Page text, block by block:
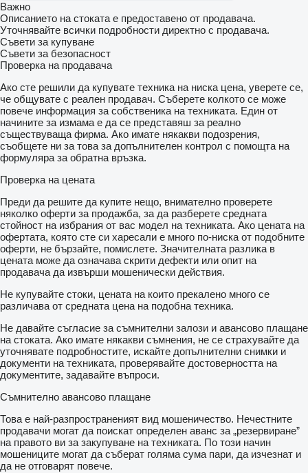
Важно
Описанието на стоката е предоставено от продавача.
Уточнявайте всички подробности директно с продавача.
Съвети за купуване
Съвети за безопасност
Проверка на продавача
Ако сте решили да купувате техника на ниска цена, уверете се,
че общувате с реален продавач. Съберете колкото се може
повече информация за собственика на техниката. Един от
начините за измама е да се представяш за реално
съществуваща фирма. Ако имате някакви подозрения,
съобщете ни за това за допълнителен контрол с помощта на
формуляра за обратна връзка.
Проверка на цената
Преди да решите да купите нещо, внимателно проверете
няколко оферти за продажба, за да разберете средната
стойност на избрания от вас модел на техниката. Ако цената на
офертата, която сте си харесали е много по-ниска от подобните
оферти, не бързайте, помислете. Значителната разлика в
цената може да означава скрити дефекти или опит на
продавача да извърши мошенически действия.
Не купувайте стоки, цената на които прекалено много се
различава от средната цена на подобна техника.
Не давайте съгласие за съмнителни залози и авансово плащане
на стоката. Ако имате някакви съмнения, не се страхувайте да
уточнявате подробностите, искайте допълнителни снимки и
документи на техниката, проверявайте достоверността на
документите, задавайте въпроси.
Съмнително авансово плащане
Това е най-разпространеният вид мошеничество. Нечестните
продавачи могат да поискат определен аванс за „резервиране”
на правото ви за закупуване на техниката. По този начин
мошениците могат да съберат голяма сума пари, да изчезнат и
да не отговарят повече.